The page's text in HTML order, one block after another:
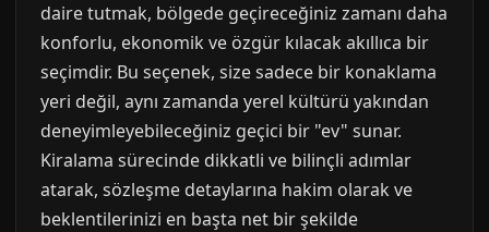
daire tutmak, bölgede geçireceğiniz zamanı daha
konforlu, ekonomik ve özgür kılacak akıllıca bir
seçimdir. Bu seçenek, size sadece bir konaklama
yeri değil, aynı zamanda yerel kültürü yakından
deneyimleyebileceğiniz geçici bir "ev" sunar.
Kiralama sürecinde dikkatli ve bilinçli adımlar
atarak, sözleşme detaylarına hakim olarak ve
beklentilerinizi en başta net bir şekilde